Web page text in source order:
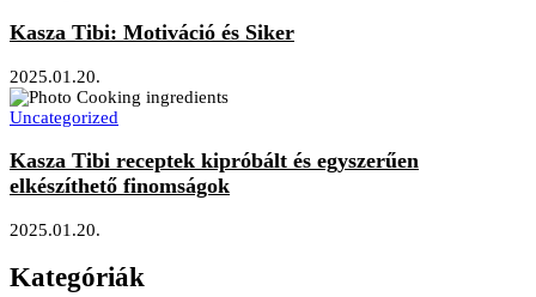
Kasza Tibi: Motiváció és Siker
2025.01.20.
Uncategorized
Kasza Tibi receptek kipróbált és egyszerűen
elkészíthető finomságok
2025.01.20.
Kategóriák